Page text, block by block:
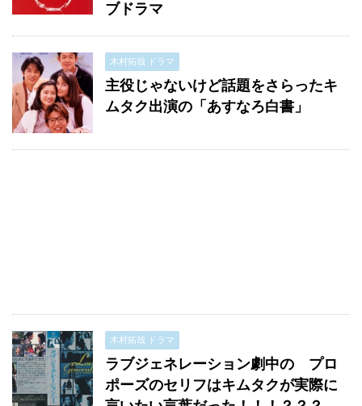
ブドラマ
木村拓哉 ドラマ
主役じゃないけど話題をさらったキ
ムタク出演の「あすなろ白書」
木村拓哉 ドラマ
ラブジェネレーション劇中の プロ
ポーズのセリフはキムタクが実際に